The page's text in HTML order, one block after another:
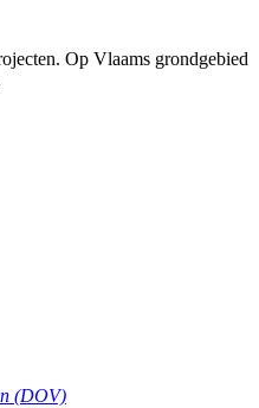
Op Vlaams grondgebied
(DOV)